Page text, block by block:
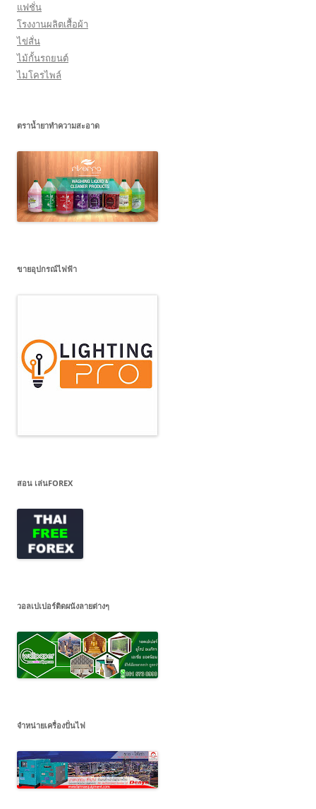
แฟชั่น
โรงงานผลิตเสื้อผ้า
ไข่สั่น
ไม้กั้นรถยนต์
ไมโครไพล์
ตราน้ำยาทำความสะอาด
ขายอุปกรณ์ไฟฟ้า
สอน เล่นFOREX
วอลเปเปอร์ติดผนังลายต่างๆ
จำหน่ายเครื่องปั่นไฟ